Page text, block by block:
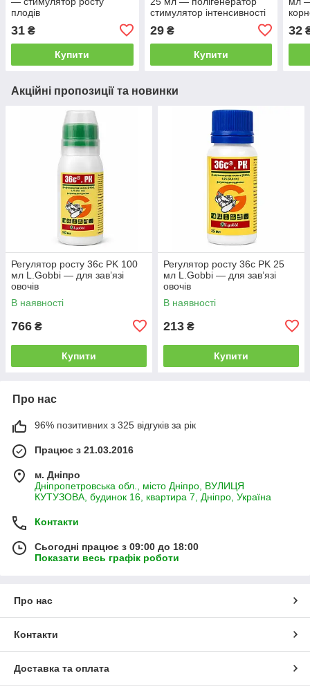
плодів
31 ₴
Купити
стимулятор інтенсивності
ягід
29₴
Купити
32
Акційні пропозиції та новинки
Регулятор росту 36с PK 100
мл L.Gobbi — для зав’язі
овочів
В наявності
766 ₴
Купити
Регулятор росту 36с PK 25
мл L.Gobbi — для зав’язі
овочів
В наявності
213 ₴
Купити
Про нас
96% позитивних з 325 відгуків за рік
Працює з 21.03.2016
м. Дніпро
Дніпропетровська обл., місто Дніпро, ВУЛИЦЯ
КУТУЗОВА, будинок 16, квартира 7, Дніпро, Україна
Контакти
Сьогодні працює з 09:00 до 18:00
Показати весь графік роботи
Про нас
Контакти
Доставка та оплата